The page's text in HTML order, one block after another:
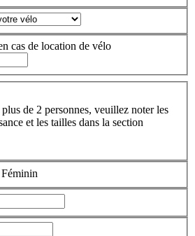
cas de location de vélo
de 2 personnes, veuillez noter les
et les tailles dans la section
Féminin